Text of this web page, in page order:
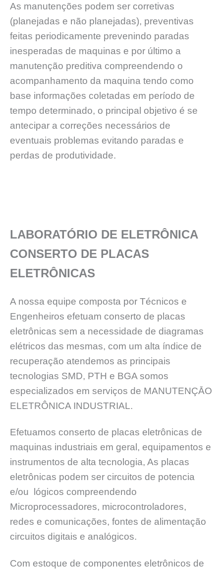
As manutenções podem ser corretivas
(planejadas e não planejadas), preventivas
feitas periodicamente prevenindo paradas
inesperadas de maquinas e por último a
manutenção preditiva compreendendo o
acompanhamento da maquina tendo como
base informações coletadas em período de
tempo determinado, o principal objetivo é se
antecipar a correções necessários de
eventuais problemas evitando paradas e
perdas de produtividade.
LABORATÓRIO DE ELETRÔNICA
CONSERTO DE PLACAS
ELETRÔNICAS
A nossa equipe composta por Técnicos e
Engenheiros efetuam conserto de placas
eletrônicas sem a necessidade de diagramas
elétricos das mesmas, com um alta índice de
recuperação atendemos as principais
tecnologias SMD, PTH e BGA somos
especializados em serviços de MANUTENÇĀO
ELETRÔNICA INDUSTRIAL.
Efetuamos conserto de placas eletrônicas de
maquinas industriais em geral, equipamentos e
instrumentos de alta tecnologia, As placas
eletrônicas podem ser circuitos de potencia
e/ou lógicos compreendendo
Microprocessadores, microcontroladores,
redes e comunicações, fontes de alimentação
circuitos digitais e analógicos.
Com estoque de componentes eletrônicos de